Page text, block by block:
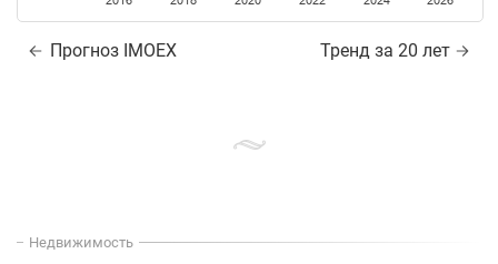
Прогноз IMOEX Тренд за 20 лет
Недвижимость